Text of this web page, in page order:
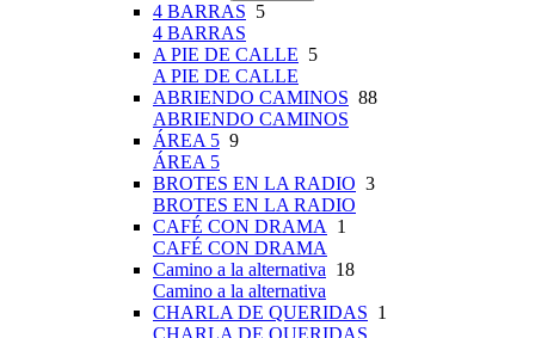
4 BARRAS 5
4 BARRAS
A PIE DE CALLE 5
A PIE DE CALLE
ABRIENDO CAMINOS 88
ABRIENDO CAMINOS
ÁREA 5 9
ÁREA 5
BROTES EN LA RADIO 3
BROTES EN LA RADIO
CAFÉ CON DRAMA 1
CAFÉ CON DRAMA
Camino a la alternativa 18
Camino a la alternativa
CHARLA DE QUERIDAS 1